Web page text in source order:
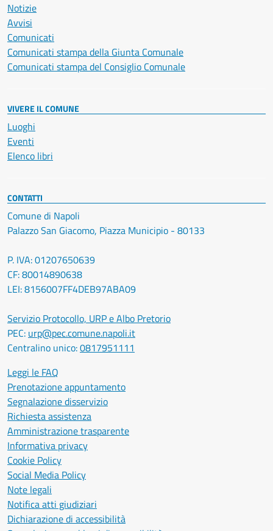
Notizie
Avvisi
Comunicati
Comunicati stampa della Giunta Comunale
Comunicati stampa del Consiglio Comunale
VIVERE IL COMUNE
Luoghi
Eventi
Elenco libri
CONTATTI
Comune di Napoli
Palazzo San Giacomo, Piazza Municipio - 80133
P. IVA: 01207650639
CF: 80014890638
LEI: 8156007FF4DEB97ABA09
Servizio Protocollo, URP e Albo Pretorio
PEC: urp@pec.comune.napoli.it
Centralino unico:0817951111
Leggi le FAQ
Prenotazione appuntamento
Segnalazione disservizio
Richiesta assistenza
Amministrazione trasparente
Informativa privacy
Cookie Policy
Social Media Policy
Note legali
Notifica atti giudiziari
Dichiarazione di accessibilità